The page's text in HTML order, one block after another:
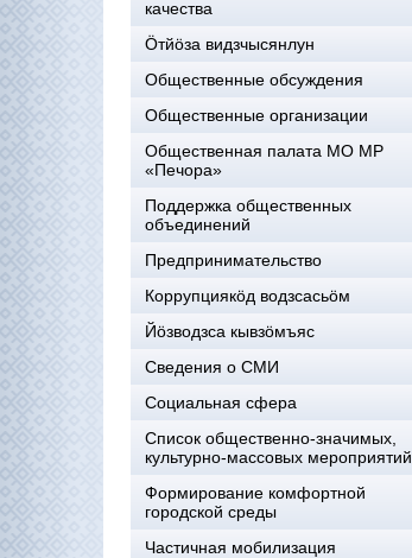
качества
Öтйöза видзчысянлун
Общественные обсуждения
Общественные организации
Общественная палата МО МР
«Печора»
Поддержка общественных
объединений
Предпринимательство
Коррупциякöд водзсасьöм
Йöзводзса кывзöмъяс
Сведения о СМИ
Социальная сфера
Список общественно-значимых,
культурно-массовых мероприятий
Формирование комфортной
городской среды
Частичная мобилизация